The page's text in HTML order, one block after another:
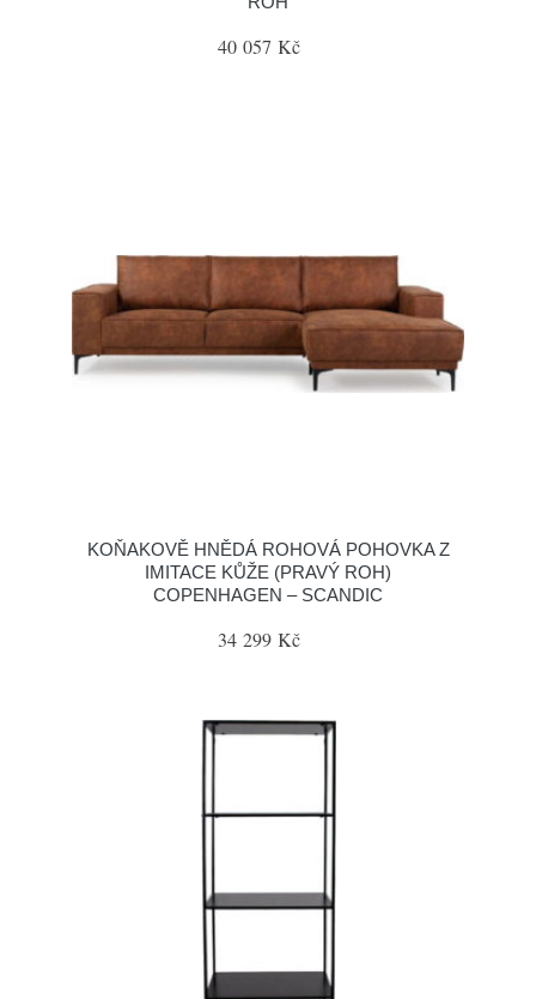
40 057 Kč
KOŇAKOVĚ HNĚDÁ ROHOVÁ POHOVKA Z
IMITACE KŮŽE (PRAVÝ ROH)
COPENHAGEN – SCANDIC
34 299 Kč